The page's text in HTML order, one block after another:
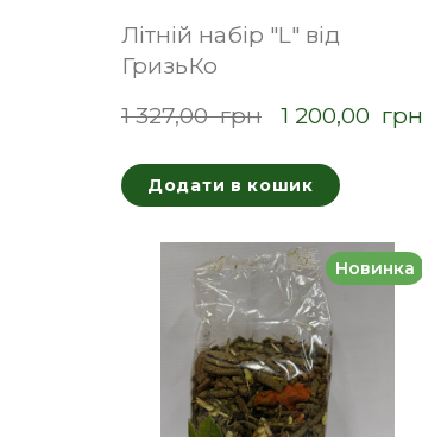
Літній набір "L" від
ГризьКо
1 327,00  грн
1 200,00  грн
Додати в кошик
Новинка